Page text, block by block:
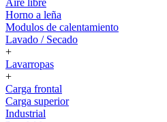
Aire libre
Horno a leña
Modulos de calentamiento
Lavado / Secado
+
Lavarropas
+
Carga frontal
Carga superior
Industrial